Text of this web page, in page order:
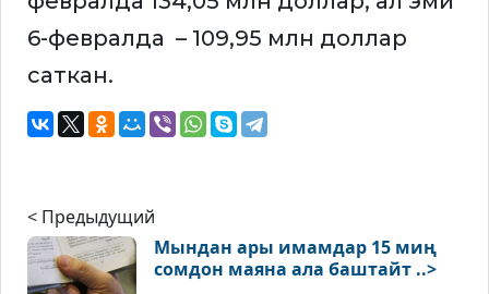
6-февралда – 109,95 млн доллар
саткан.
< Предыдущий
Мындан ары имамдар 15 миң
сомдон маяна ала баштайт ..>